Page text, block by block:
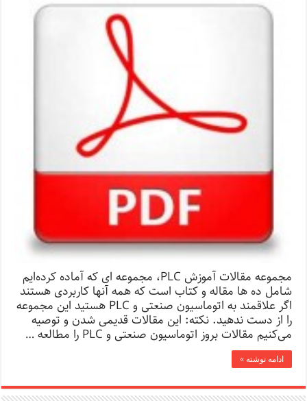
مجموعه مقالات آموزش PLC، مجموعه ای که آماده کرده‌ایم
شامل ده ها مقاله و کتاب است که همه آنها کاربردی هستند
اگر علاقمند به اتوماسیون صنعتی و PLC هستید این مجموعه
را از دست ندهید. نکته: این مقالات قدیمی شدن و توصیه
می‌کنیم مقالات بروز اتوماسیون صنعتی و PLC را مطالعه …
ادامه نوشته »